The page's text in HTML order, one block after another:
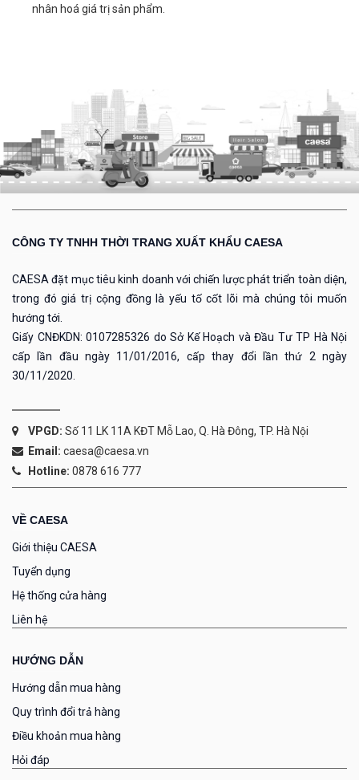
nhân hoá giá trị sản phẩm.
CÔNG TY TNHH THỜI TRANG XUẤT KHẨU CAESA
CAESA đặt mục tiêu kinh doanh với chiến lược phát triển toàn diện,
trong đó giá trị cộng đồng là yếu tố cốt lõi mà chúng tôi muốn
hướng tới.
Giấy CNĐKDN: 0107285326 do Sở Kế Hoạch và Đầu Tư TP Hà Nội
cấp lần đầu ngày 11/01/2016, cấp thay đổi lần thứ 2 ngày
30/11/2020.
VPGD: Số 11 LK 11A KĐT Mỗ Lao, Q. Hà Đông, TP. Hà Nội
Email: caesa@caesa.vn
Hotline: 0878 616 777
VỀ CAESA
Giới thiệu CAESA
Tuyển dụng
Hệ thống cửa hàng
Liên hệ
HƯỚNG DẪN
Hướng dẫn mua hàng
Quy trình đổi trả hàng
Điều khoản mua hàng
Hỏi đáp